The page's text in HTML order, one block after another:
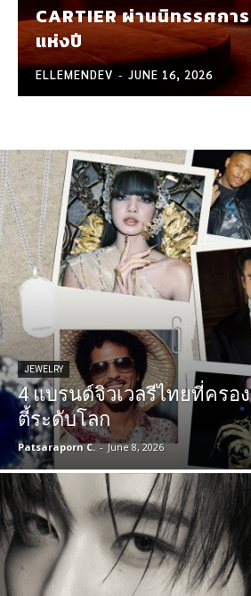
CARTIER ผ่านนิทรรศกา
แห่งปี
ELLEMENDEV - JUNE 16, 2026
JEWELRY
4 แบรนด์จิวเวลรีไทยที่ครอง
ตี้ระดับโลก
Patsaraporn C. - June 8, 2026